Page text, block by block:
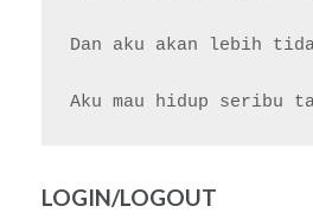
Dan aku akan lebih
LOGIN/LOGOUT